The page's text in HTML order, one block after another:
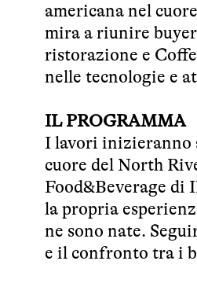
americana nel
mira a riunire
ristorazione e
nelle tecnologie e
IL PROGRAMMA
I lavori inizieranno
cuore del North
Food&Beverage di
la propria
ne sono nate.
e il confronto tra i